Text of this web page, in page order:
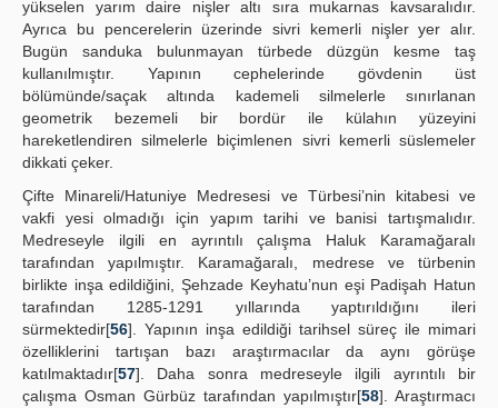
yükselen yarım daire nişler altı sıra mukarnas kavsaralıdır.
Ayrıca bu pencerelerin üzerinde sivri kemerli nişler yer alır.
Bugün sanduka bulunmayan türbede düzgün kesme taş
kullanılmıştır. Yapının cephelerinde gövdenin üst
bölümünde/saçak altında kademeli silmelerle sınırlanan
geometrik bezemeli bir bordür ile külahın yüzeyini
hareketlendiren silmelerle biçimlenen sivri kemerli süslemeler
dikkati çeker.
Çifte Minareli/Hatuniye Medresesi ve Türbesi’nin kitabesi ve
vakfi yesi olmadığı için yapım tarihi ve banisi tartışmalıdır.
Medreseyle ilgili en ayrıntılı çalışma Haluk Karamağaralı
tarafından yapılmıştır. Karamağaralı, medrese ve türbenin
birlikte inşa edildiğini, Şehzade Keyhatu’nun eşi Padişah Hatun
tarafından 1285-1291 yıllarında yaptırıldığını ileri
sürmektedir[56]. Yapının inşa edildiği tarihsel süreç ile mimari
özelliklerini tartışan bazı araştırmacılar da aynı görüşe
katılmaktadır[57]. Daha sonra medreseyle ilgili ayrıntılı bir
çalışma Osman Gürbüz tarafından yapılmıştır[58]. Araştırmacı